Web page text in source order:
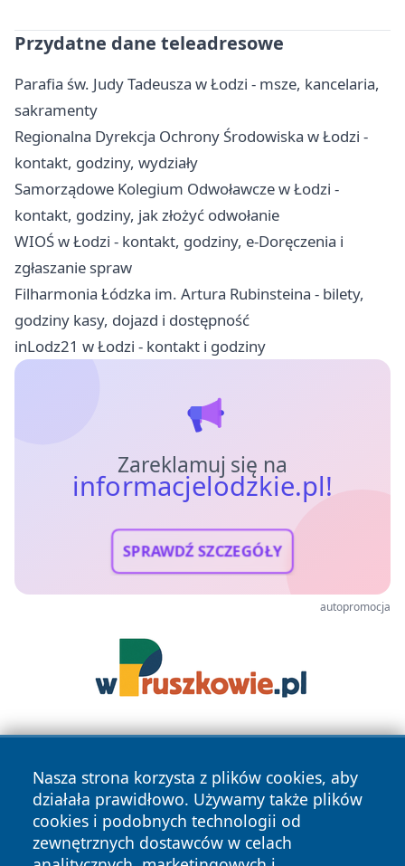
Przydatne dane teleadresowe
Parafia św. Judy Tadeusza w Łodzi - msze, kancelaria,
sakramenty
Regionalna Dyrekcja Ochrony Środowiska w Łodzi -
kontakt, godziny, wydziały
Samorządowe Kolegium Odwoławcze w Łodzi -
kontakt, godziny, jak złożyć odwołanie
WIOŚ w Łodzi - kontakt, godziny, e-Doręczenia i
zgłaszanie spraw
Filharmonia Łódzka im. Artura Rubinsteina - bilety,
godziny kasy, dojazd i dostępność
inLodz21 w Łodzi - kontakt i godziny
Zareklamuj się na
informacjelodzkie.pl!
SPRAWDŹ SZCZEGÓŁY
autopromocja
Nasza strona korzysta z plików cookies, aby
działała prawidłowo. Używamy także plików
cookies i podobnych technologii od
zewnętrznych dostawców w celach
Copyright © 2026 informacjelodzkie.pl Wszystkie prawa